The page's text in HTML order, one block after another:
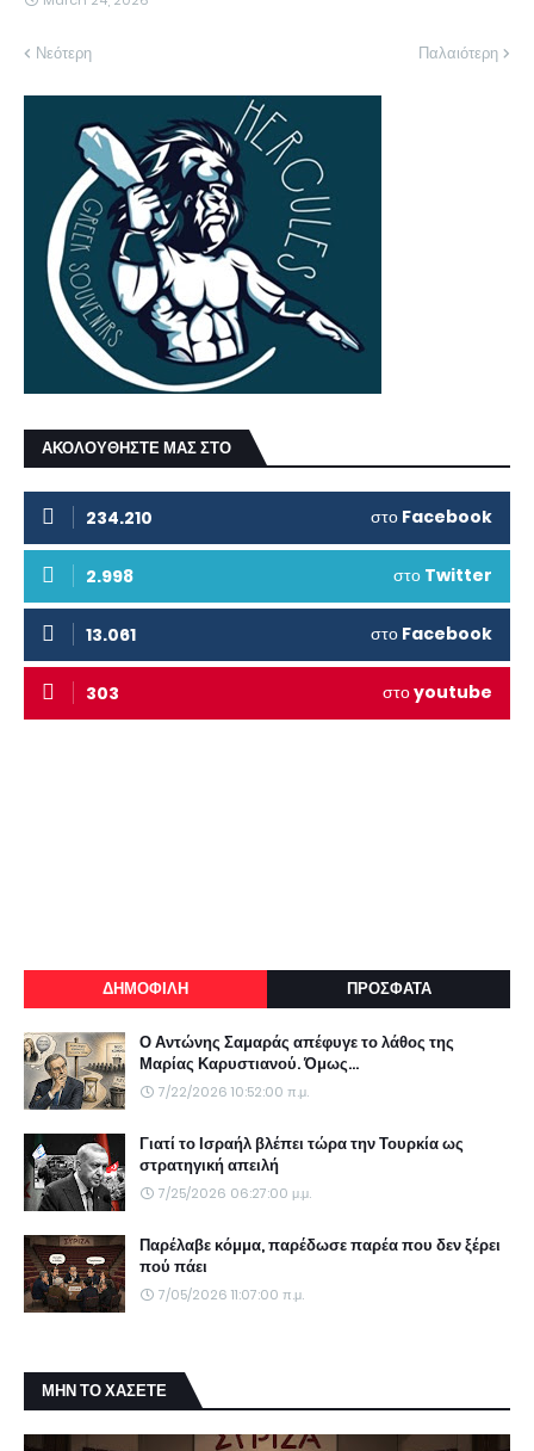
Νεότερη Παλαιότερη
ΑΚΟΛΟΥΘΗΣΤΕ ΜΑΣ ΣΤΟ
234.210 στο Facebook
2.998 στο Twitter
13.061 στο Facebook
303 στοyoutube
ΔΗΜΟΦΙΛΗ ΠΡΟΣΦΑΤΑ
Ο Αντώνης Σαμαράς απέφυγε το λάθος της
Μαρίας Καρυστιανού. Όμως...
7/22/2026 10:52:00 π.μ.
Γιατί το Ισραήλ βλέπει τώρα την Τουρκία ως
στρατηγική απειλή
7/25/2026 06:27:00 μ.μ.
Παρέλαβε κόμμα, παρέδωσε παρέα που δεν ξέρει
πού πάει
7/05/2026 11:07:00 π.μ.
ΜΗΝ ΤΟ ΧΑΣΕΤΕ